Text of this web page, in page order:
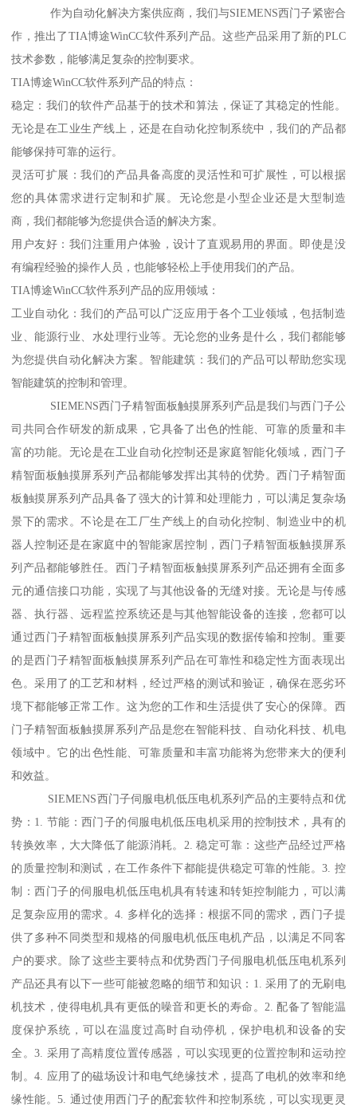
作为自动化解决方案供应商，我们与SIEMENS西门子紧密合
作，推出了TIA博途WinCC软件系列产品。这些产品采用了新的PLC
技术参数，能够满足复杂的控制要求。
TIA博途WinCC软件系列产品的特点：
稳定：我们的软件产品基于的技术和算法，保证了其稳定的性能。
无论是在工业生产线上，还是在自动化控制系统中，我们的产品都
能够保持可靠的运行。
灵活可扩展：我们的产品具备高度的灵活性和可扩展性，可以根据
您的具体需求进行定制和扩展。无论您是小型企业还是大型制造
商，我们都能够为您提供合适的解决方案。
用户友好：我们注重用户体验，设计了直观易用的界面。即使是没
有编程经验的操作人员，也能够轻松上手使用我们的产品。
TIA博途WinCC软件系列产品的应用领域：
工业自动化：我们的产品可以广泛应用于各个工业领域，包括制造
业、能源行业、水处理行业等。无论您的业务是什么，我们都能够
为您提供自动化解决方案。智能建筑：我们的产品可以帮助您实现
智能建筑的控制和管理。
SIEMENS西门子精智面板触摸屏系列产品是我们与西门子公
司共同合作研发的新成果，它具备了出色的性能、可靠的质量和丰
富的功能。无论是在工业自动化控制还是家庭智能化领域，西门子
精智面板触摸屏系列产品都能够发挥出其特的优势。西门子精智面
板触摸屏系列产品具备了强大的计算和处理能力，可以满足复杂场
景下的需求。不论是在工厂生产线上的自动化控制、制造业中的机
器人控制还是在家庭中的智能家居控制，西门子精智面板触摸屏系
列产品都能够胜任。西门子精智面板触摸屏系列产品还拥有全面多
元的通信接口功能，实现了与其他设备的无缝对接。无论是与传感
器、执行器、远程监控系统还是与其他智能设备的连接，您都可以
通过西门子精智面板触摸屏系列产品实现的数据传输和控制。重要
的是西门子精智面板触摸屏系列产品在可靠性和稳定性方面表现出
色。采用了的工艺和材料，经过严格的测试和验证，确保在恶劣环
境下都能够正常工作。这为您的工作和生活提供了安心的保障。西
门子精智面板触摸屏系列产品是您在智能科技、自动化科技、机电
领域中。它的出色性能、可靠质量和丰富功能将为您带来大的便利
和效益。
SIEMENS西门子伺服电机低压电机系列产品的主要特点和优
势：1. 节能：西门子的伺服电机低压电机采用的控制技术，具有的
转换效率，大大降低了能源消耗。2. 稳定可靠：这些产品经过严格
的质量控制和测试，在工作条件下都能提供稳定可靠的性能。3. 控
制：西门子的伺服电机低压电机具有转速和转矩控制能力，可以满
足复杂应用的需求。4. 多样化的选择：根据不同的需求，西门子提
供了多种不同类型和规格的伺服电机低压电机产品，以满足不同客
户的要求。除了这些主要特点和优势西门子伺服电机低压电机系列
产品还具有以下一些可能被忽略的细节和知识：1. 采用了的无刷电
机技术，使得电机具有更低的噪音和更长的寿命。2. 配备了智能温
度保护系统，可以在温度过高时自动停机，保护电机和设备的安
全。3. 采用了高精度位置传感器，可以实现更的位置控制和运动控
制。4. 应用了的磁场设计和电气绝缘技术，提髙了电机的效率和绝
缘性能。5. 通过使用西门子的配套软件和控制系统，可以实现更灵